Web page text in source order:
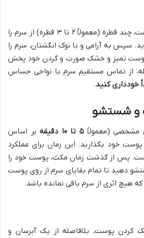
پس از آماده سازی پوست، چند قطره (معمولاً ۲ تا ۳ قطره) از سرم را
سپس به آرامی و با نوک انگشتان، سرم را
تمیز و خشک صورت و گردن خود پخش
از تماس مستقیم سرم با نواحی حساس
خودداری کنید.
و شستشو
مشخصی (معمولاً۵ تا ۱۰ دقیقه
بر اساس
خود بگذارید. این زمان برای عملکرد
پس از گذشت زمان مکث، پوست خود را
دهید تا تمام بقایای سرم از روی پوست
هیچ اثری از سرم باقی نمانده باشد.
پوست، بلافاصله از یک آبرسان و